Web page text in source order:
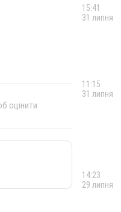
оцінити
15:41
31 липня
11:15
31 липня
14:23
29 липня